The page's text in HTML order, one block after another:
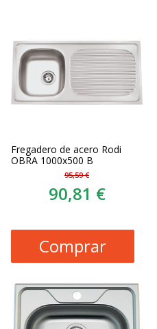
Fregadero de acero Rodi
OBRA 1000x500 B
95,59 €
90,81 €
Comprar